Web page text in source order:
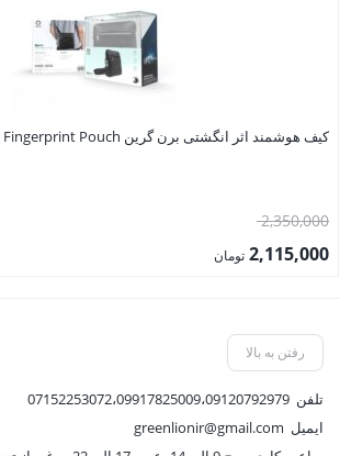
کیف هوشمند اثر انگشتی برن گرین Green Bern Smart Fingerprint Pouch
2,350,000قیمت
اصلی:2,115,000 تومان
2,115,000 تومان.
رفتن به بالا
تلفن 07152253072،09917825009،09120792979
ایمیل greenlionir@gmail.com